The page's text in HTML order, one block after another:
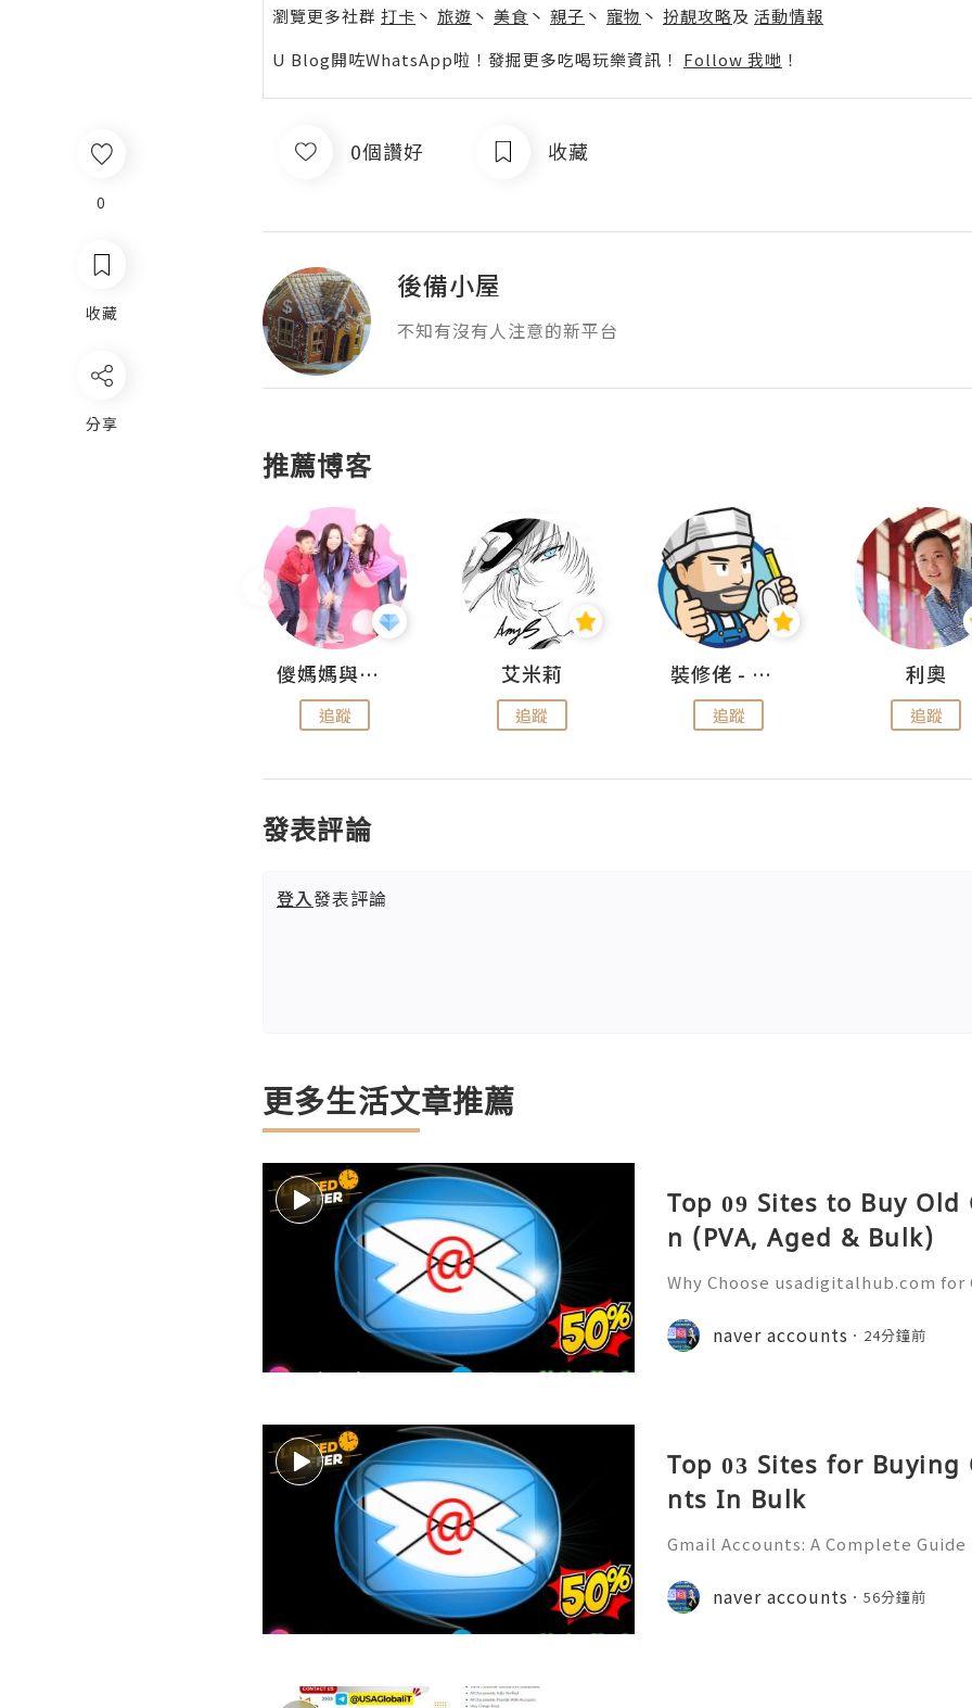
0
收藏
分享
瀏覽更多社群 打卡 丶 旅遊 丶 美食 丶 親子 丶 寵物 丶 扮靚攻略及 活動情報
U Blog開咗WhatsApp啦！發掘更多吃喝玩樂資訊！ Follow 我哋 ！
0個讚好 收藏
後備小屋
不知有沒有人注意的新平台
推薦博客
儍媽媽與兩隻小魔怪之家
追蹤
艾米莉
追蹤
裝修佬 - 香港一站式網上裝修平台
追蹤
利奧
追蹤
發表評論
登入發表評論
更多生活文章推薦
Top 09 Sites to Buy
n (PVA, Aged & Bulk)
Why Choose usadigitalhub.com for
hatsApp :+1 (506) 541-7768
talhub 💫💎💲💫🌐✨💎Discord:
naver accounts 24分鐘前
Top 03 Sites for Buying
nts In Bulk
Gmail Accounts: A Complete
💎Fast & Reliable 24/7 Customer
sApp :+1 (506) 541-7768
naver accounts 56分鐘前